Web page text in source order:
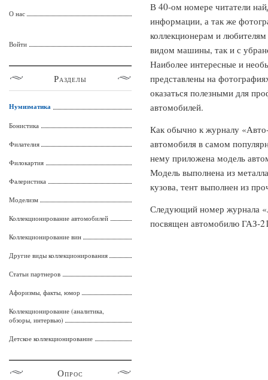
В 40-ом номере читатели
информации, а так же
коллекционерам и
видом машины, так и с
Наиболее интересные и
представлены на
оказаться полезными для
автомобилей.
Как обычно к журналу
автомобиля в самом
нему приложена модель
Модель выполнена из
кузова, тент выполнен из
Следующий номер журнала
посвящен автомобилю ГАЗ-
О нас
Войти
Разделы
Нумизматика
Бонистика
Филателия
Филокартия
Фалеристика
Моделизм
Коллекционирование автомобилей
Коллекционирование вин
Другие виды коллекционирования
Статьи партнеров
Афоризмы, факты, юмор
Коллекционирование (аналитика,
обзоры, интервью)
Детское коллекционирование
Опрос